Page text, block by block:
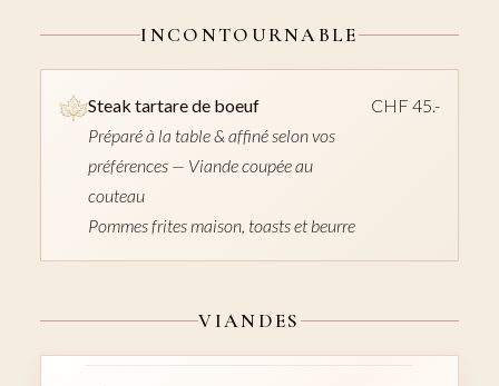
INCONTOURNABLE
Steak tartare de boeuf
Préparé à la table & affiné selon vos
préférences — Viande coupée au
couteau
Pommes frites maison, toasts et beurre
CHF 45.-
VIANDES